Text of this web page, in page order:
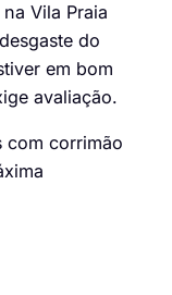
Vila Praia
do
em bom
avaliação.
com corrimão